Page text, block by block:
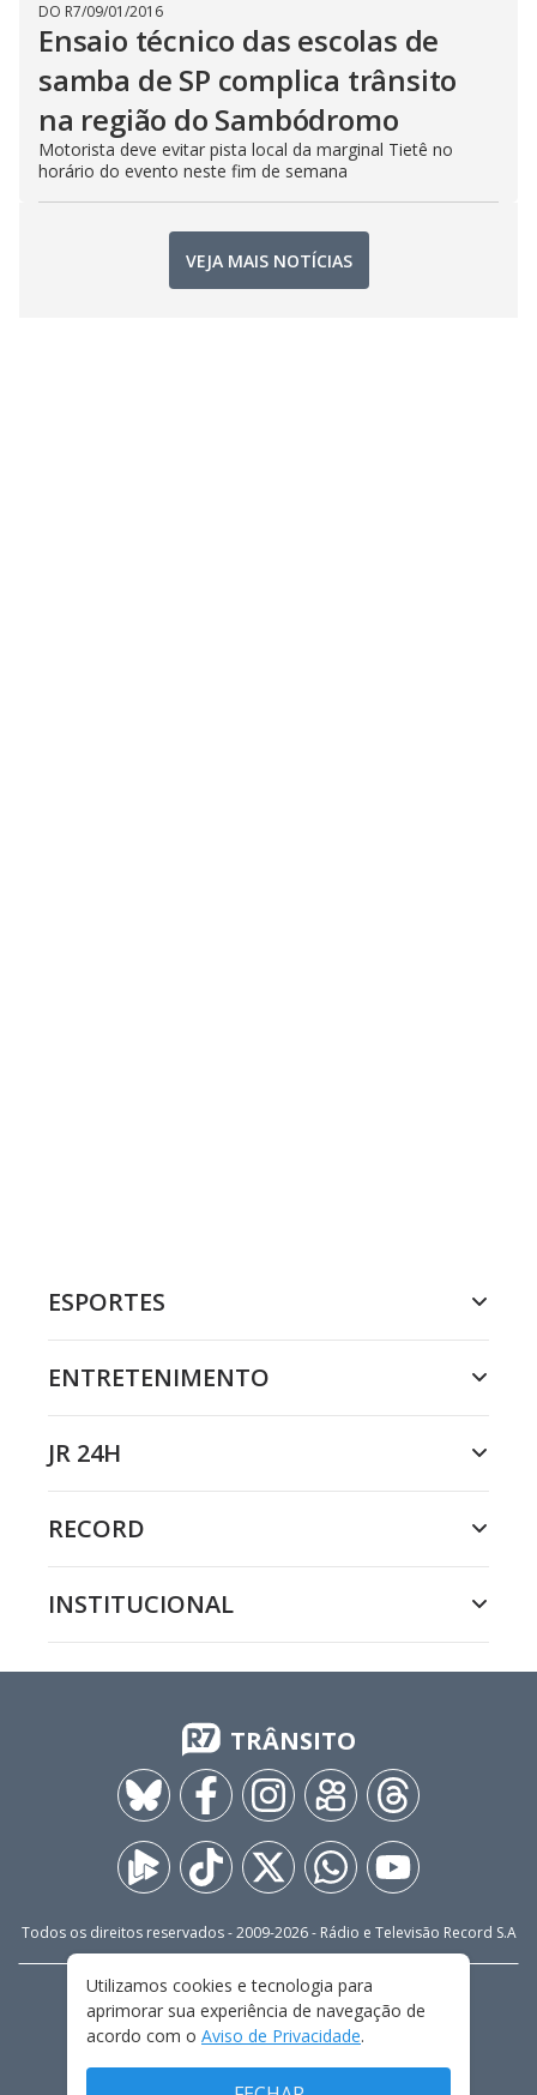
DO R7/09/01/2016
Ensaio técnico das escolas de
samba de SP complica trânsito
na região do Sambódromo
Motorista deve evitar pista local da marginal Tietê no
horário do evento neste fim de semana
VEJA MAIS NOTÍCIAS
ESPORTES
ENTRETENIMENTO
JR 24H
RECORD
INSTITUCIONAL
TRÂNSITO
Todos os direitos reservados - 2009-2026- Rádio e Televisão Record S.A
FALE CONOSCO
PRIVACIDADE
TERMOS E CONDIÇÕES DE USO
Utilizamos cookies e tecnologia para
aprimorar sua experiência de navegação de
acordo com o Aviso de Privacidade.